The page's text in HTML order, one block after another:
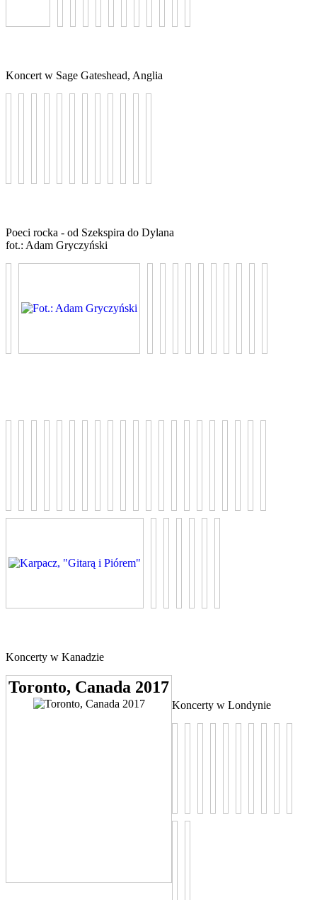
Koncert w Sage Gateshead, Anglia
Poeci rocka - od Szekspira do Dylana
fot.: Adam Gryczyński
Koncerty w Kanadzie
Toronto, Canada 2017
Koncerty w Londynie